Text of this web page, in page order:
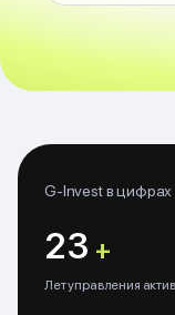
G-Invest в цифрах
23 +
Лет управления